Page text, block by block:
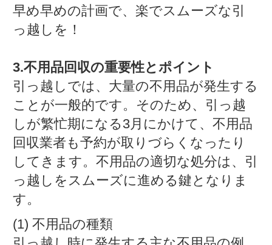
早め早めの計画で、楽でスムーズな引
っ越しを！
3.不用品回収の重要性とポイント
引っ越しでは、大量の不用品が発生する
ことが一般的です。そのため、引っ越
しが繁忙期になる3月にかけて、不用品
回収業者も予約が取りづらくなったり
してきます。不用品の適切な処分は、引
っ越しをスムーズに進める鍵となりま
す。
(1) 不用品の種類